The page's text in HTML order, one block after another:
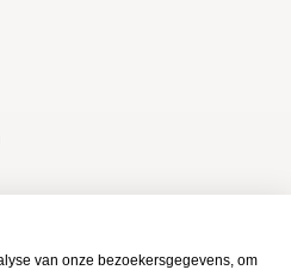
van onze bezoekersgegevens, om